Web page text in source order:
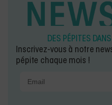
DES PÉPITES
Inscrivez-vous à notre
pépite chaque mois !